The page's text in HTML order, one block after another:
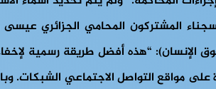
المشتركون المحامي الجزائري
الإنسان): “هذه أفضل طريقة رسمية
على مواقع التواصل الاجتماعي الشبكات.